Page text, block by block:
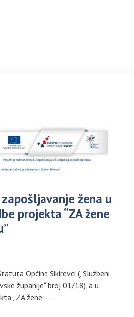
žena u
projekta “ZA žene
Općine Sikirevci („Službeni
županije“ broj 01/18), a u
„ZA žene – …